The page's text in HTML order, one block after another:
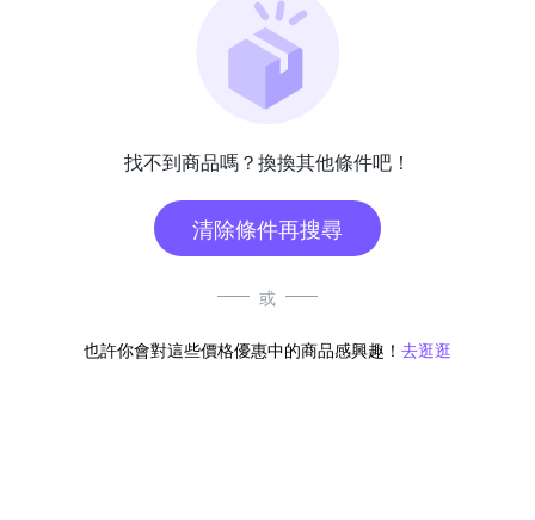
找不到商品嗎？換換其他條件吧！
清除條件再搜尋
或
也許你會對這些價格優惠中的商品感興趣！ 去逛逛